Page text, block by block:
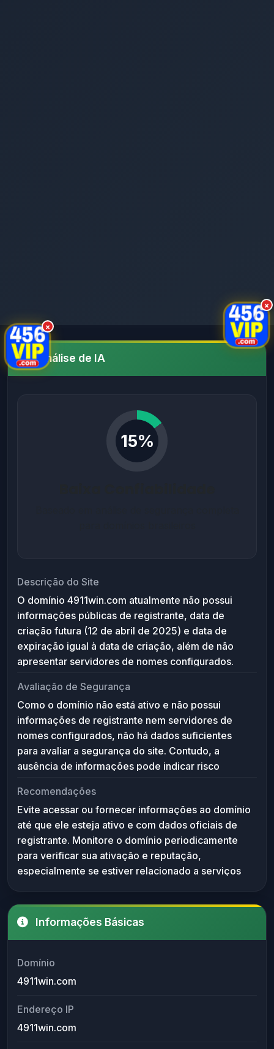
Análise de IA
15%
Descrição do Site
O domínio 4911win.com atualmente não possui
informações públicas de registrante, data de
criação futura (12 de abril de 2025) e data de
expiração igual à data de criação, além de não
apresentar servidores de nomes configurados.
possivelmente é reservado para uso futuro, sem
conteúdo disponível ou serviço em
funcionamento.
Avaliação de Segurança
Como o domínio não está ativo e não possui
informações de registrante nem servidores de
nomes configurados, não há dados suficientes
para avaliar a segurança do site. Contudo, a
ausência de informações pode indicar risco
futuro. Recomenda-se cautela, evitando fornecer
dados pessoais ou acessar o domínio até que ele
esteja ativo e com informações verificadas.
Recomendações
Evite acessar ou fornecer informações ao domínio
até que ele esteja ativo e com dados oficiais de
registrante. Monitore o domínio periodicamente
para verificar sua ativação e reputação,
especialmente se estiver relacionado a serviços
Informações Básicas
Domínio
4911win.com
Endereço IP
4911win.com
×
×